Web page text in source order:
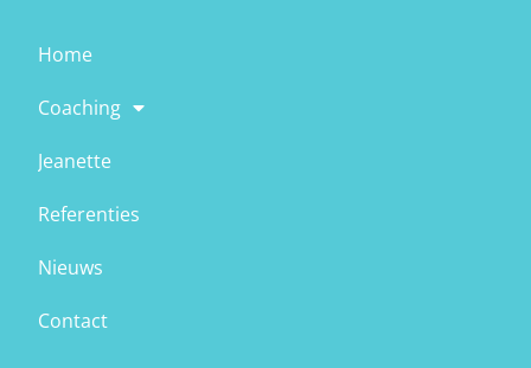
Home
Coaching
Jeanette
Referenties
Nieuws
Contact